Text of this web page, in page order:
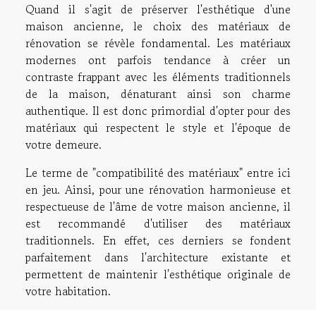
Quand il s'agit de préserver l'esthétique d'une
maison ancienne, le choix des matériaux de
rénovation se révèle fondamental. Les matériaux
modernes ont parfois tendance à créer un
contraste frappant avec les éléments traditionnels
de la maison, dénaturant ainsi son charme
authentique. Il est donc primordial d'opter pour des
matériaux qui respectent le style et l'époque de
votre demeure.
Le terme de "compatibilité des matériaux" entre ici
en jeu. Ainsi, pour une rénovation harmonieuse et
respectueuse de l'âme de votre maison ancienne, il
est recommandé d'utiliser des matériaux
traditionnels. En effet, ces derniers se fondent
parfaitement dans l'architecture existante et
permettent de maintenir l'esthétique originale de
votre habitation.